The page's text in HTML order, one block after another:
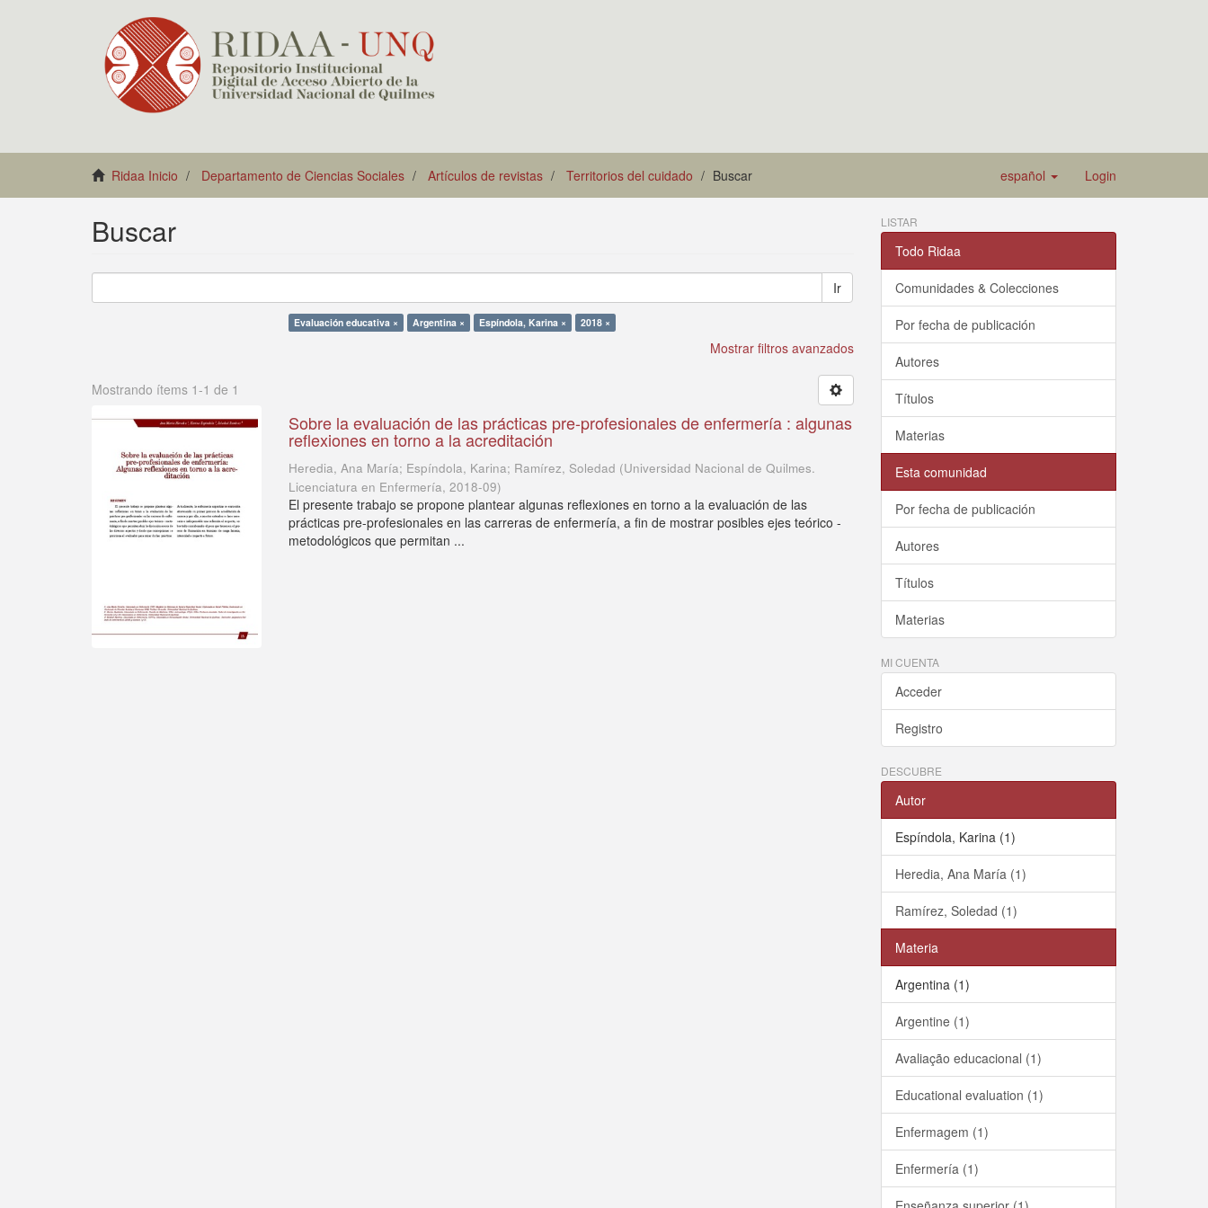
Ridaa Inicio Departamento de Ciencias Sociales Artículos de revistas Territorios del cuidado Buscar español Login
Buscar
Ir
Evaluación educativa × Argentina × Espíndola, Karina × 2018 ×
Mostrar filtros avanzados
Mostrando ítems 1-1 de 1
Sobre la evaluación de las prácticas pre-profesionales de enfermería : algunas
reflexiones en torno a la acreditación
Heredia, Ana María; Espíndola, Karina; Ramírez, Soledad (Universidad Nacional de Quilmes.
Licenciatura en Enfermería,2018-09)
El presente trabajo se propone plantear algunas reflexiones en torno a la evaluación de las
prácticas pre-profesionales en las carreras de enfermería, a fin de mostrar posibles ejes teórico -
metodológicos que permitan ...
LISTAR
Todo Ridaa
Comunidades & Colecciones
Por fecha de publicación
Autores
Títulos
Materias
Esta comunidad
Por fecha de publicación
Autores
Títulos
Materias
MI CUENTA
Acceder
Registro
DESCUBRE
Autor
Espíndola, Karina (1)
Heredia, Ana María (1)
Ramírez, Soledad (1)
Materia
Argentina (1)
Argentine (1)
Avaliação educacional (1)
Educational evaluation (1)
Enfermagem (1)
Enfermería (1)